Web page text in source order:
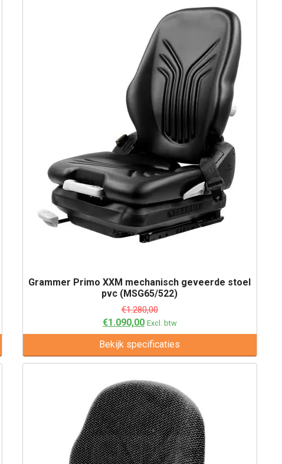
Grammer Primo XXM mechanisch geveerde stoel
pvc (MSG65/522)
€1.280,00
€1.090,00 Excl. btw
Bekijk specificaties